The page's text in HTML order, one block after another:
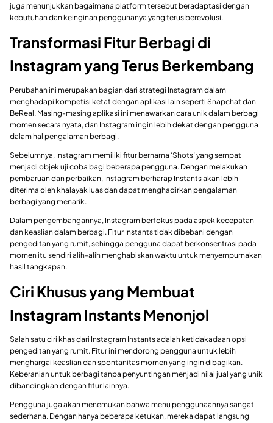
juga menunjukkan bagaimana platform tersebut beradaptasi dengan
kebutuhan dan keinginan penggunanya yang terus berevolusi.
Transformasi Fitur Berbagi di
Instagram yang Terus Berkembang
Perubahan ini merupakan bagian dari strategi Instagram dalam
menghadapi kompetisi ketat dengan aplikasi lain seperti Snapchat dan
BeReal. Masing-masing aplikasi ini menawarkan cara unik dalam berbagi
momen secara nyata, dan Instagram ingin lebih dekat dengan pengguna
dalam hal pengalaman berbagi.
Sebelumnya, Instagram memiliki fitur bernama ‘Shots’ yang sempat
menjadi objek uji coba bagi beberapa pengguna. Dengan melakukan
pembaruan dan perbaikan, Instagram berharap Instants akan lebih
diterima oleh khalayak luas dan dapat menghadirkan pengalaman
berbagi yang menarik.
Dalam pengembangannya, Instagram berfokus pada aspek kecepatan
dan keaslian dalam berbagi. Fitur Instants tidak dibebani dengan
pengeditan yang rumit, sehingga pengguna dapat berkonsentrasi pada
momen itu sendiri alih-alih menghabiskan waktu untuk menyempurnakan
hasil tangkapan.
Ciri Khusus yang Membuat
Instagram Instants Menonjol
Salah satu ciri khas dari Instagram Instants adalah ketidakadaan opsi
pengeditan yang rumit. Fitur ini mendorong pengguna untuk lebih
menghargai keaslian dan spontanitas momen yang ingin dibagikan.
Keberanian untuk berbagi tanpa penyuntingan menjadi nilai jual yang unik
dibandingkan dengan fitur lainnya.
Pengguna juga akan menemukan bahwa menu penggunaannya sangat
sederhana. Dengan hanya beberapa ketukan, mereka dapat langsung